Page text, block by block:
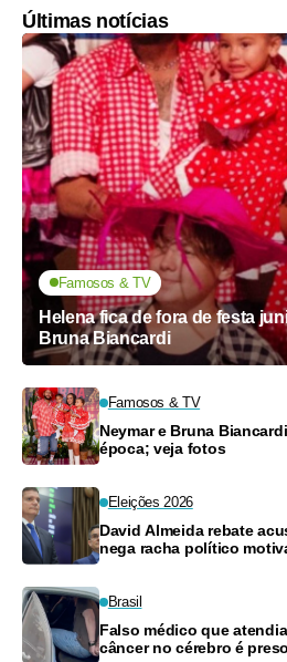
Últimas notícias
Famosos & TV
Helena fica de fora de festa
Bruna Biancardi
Famosos & TV
Neymar e Bruna
época; veja fotos
Eleições 2026
David Almeida rebate
nega racha político
Brasil
Falso médico que
câncer no cérebro é